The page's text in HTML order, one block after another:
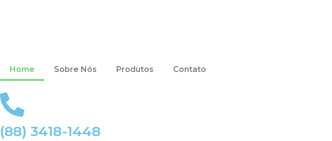
Home Sobre Nós Produtos Contato
(88) 3418-1448